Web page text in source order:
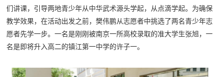
们讲课，引导两地青少年从中华武术源头学起，从点滴学起。为确保
教学效果，在活动出发之前，樊伟鹏从志愿者中挑选了两名青少年志
愿者先学一步。一名是刚刚被南京一所高校录取的准大学生张旭，一
名是即将升入高二的镇江第一中学的许子一。